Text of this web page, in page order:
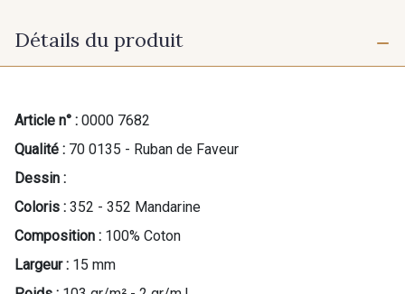
Détails du produit
Article n° : 0000 7682
Qualité : 70 0135 - Ruban de Faveur
Dessin :
Coloris : 352 - 352 Mandarine
Composition : 100% Coton
Largeur : 15 mm